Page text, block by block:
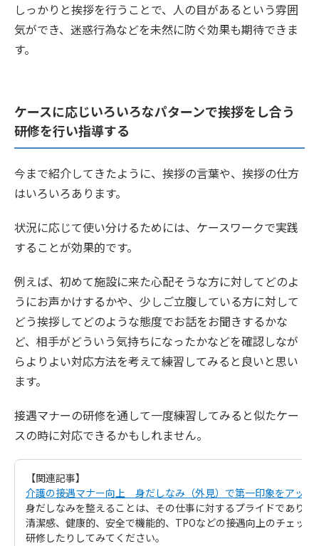
しっかりと挨拶を行うことで、人の目があるという雰囲
気ができ、迷惑行為などを未然に防ぐ効果も期待できま
す。
ケースに応じいろいろなパターンで挨拶をし合う
研修を行い指導する
今まで紹介してきたように、挨拶の言葉や、挨拶の仕方
はいろいろあります。
状況に応じて使い分けるためには、ケースワークで実践
することが効果的です。
例えば、初めて施設に来た心配そうな方に対してどのよ
うにお声かけするかや、少しご立腹している方に対して
どう挨拶してどのような態度でお話をお聞きするかな
ど、相手がどういう気持ちになったかなどを確認しなが
らよりよい対応方法を考えて練習してみると良いと思い
ます。
接遇マナーの研修を通して一度練習してみると似たケー
スの時に対応できるかもしれません。
【関連記事】
介護の接遇マナー向上 身だしなみ（外見）で第一印象をアップ
身だしなみを整えることは、その仕事に対するプライドであり
清潔感、健康的、安全で機能的、TPOなどの接遇向上のチェッ
研修したりしてみてください。